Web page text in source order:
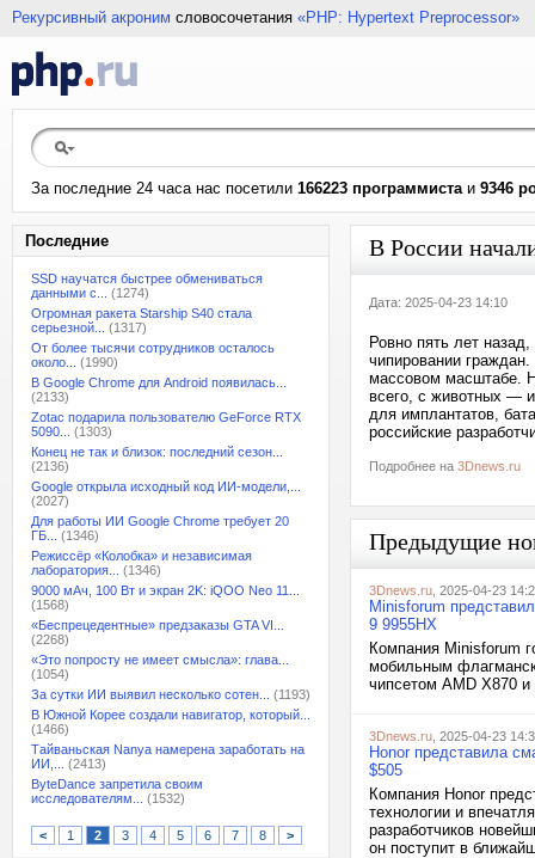
Рекурсивный акроним словосочетания «PHP: Hypertext Preprocessor»
За последние 24 часа нас посетили 166223 программистаи 9346
Последние
SSD научатся быстрее обмениваться
данными с...
(1274)
Огромная ракета Starship S40 стала
серьезной...
(1317)
От более тысячи сотрудников осталось
около...
(1990)
В Google Chrome для Android появилась...
(2133)
Zotac подарила пользователю GeForce RTX
5090...
(1303)
Конец не так и близок: последний сезон...
(2136)
Google открыла исходный код ИИ-модели,...
(2027)
Для работы ИИ Google Chrome требует 20
ГБ...
(1346)
Режиссёр «Колобка» и независимая
лаборатория...
(1346)
9000 мАч, 100 Вт и экран 2K: iQOO Neo 11...
(1568)
«Беспрецедентные» предзаказы GTA VI...
(2268)
«Это попросту не имеет смысла»: глава...
(1054)
За сутки ИИ выявил несколько сотен...
(1193)
В Южной Корее создали навигатор, который...
(1466)
Тайваньская Nanya намерена заработать на
ИИ,...
(2413)
ByteDance запретила своим
исследователям...
(1532)
< 1 2 3 4 5 6 7 8 >
В России
Дата: 2025-04-23 14:10
Ровно пять лет
чипировании
массовом масштабе.
всего, с животных — и
для имплантатов,
российские
Подробнее на 3Dnews.ru
Предыдущие
3Dnews.ru , 2025-04-23
Minisforum
9 9955HX
Компания Minisforum
мобильным
чипсетом AMD X870
3Dnews.ru , 2025-04-23
Honor представила
$505
Компания Honor
технологии и
разработчиков
он поступит в